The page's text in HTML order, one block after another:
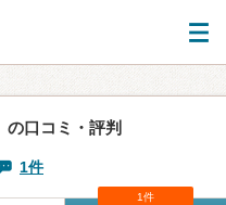
の口コミ・評判
1件
1件